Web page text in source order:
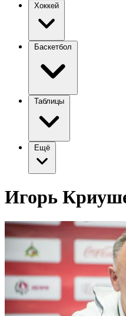
Хоккей
Баскетбол
Таблицы
Ещё
Игорь